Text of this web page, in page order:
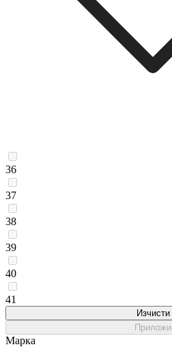
36
37
38
39
40
41
Изчисти
Приложи
Марка